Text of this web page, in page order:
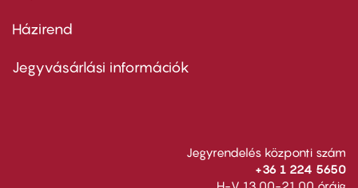
Footer
second
Házirend
Jegyvásárlási információk
Jegyrendelés központi szám
+36 1 224 5650